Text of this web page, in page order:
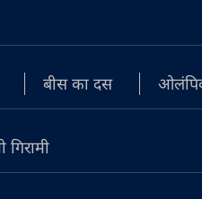
बीस का दस
गिरामी